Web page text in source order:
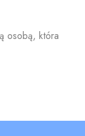
osobą, która